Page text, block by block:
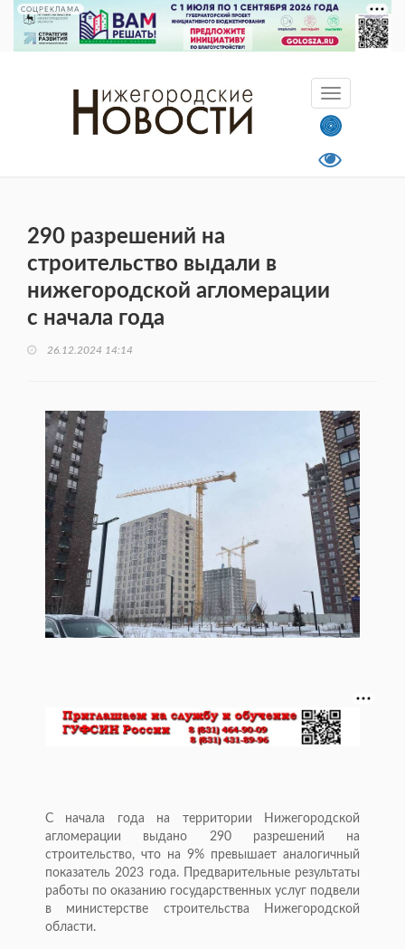
СОЦРЕКЛАМА
290 разрешений на
строительство выдали в
нижегородской агломерации
с начала года
26.12.2024 14:14
С начала года на территории Нижегородской
агломерации выдано 290 разрешений на
строительство, что на 9% превышает аналогичный
показатель 2023 года. Предварительные результаты
работы по оказанию государственных услуг подвели
в министерстве строительства Нижегородской
области.